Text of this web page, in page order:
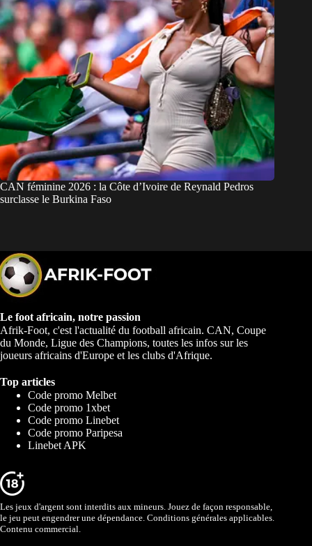
CAN féminine 2026 : la Côte d’Ivoire de Reynald Pedros
surclasse le Burkina Faso
Le foot africain, notre passion
Afrik-Foot, c'est l'actualité du football africain. CAN, Coupe
du Monde, Ligue des Champions, toutes les infos sur les
joueurs africains d'Europe et les clubs d'Afrique.
Top articles
Code promo Melbet
Code promo 1xbet
Code promo Linebet
Code promo Paripesa
Linebet APK
Les jeux d'argent sont interdits aux mineurs. Jouez de façon responsable,
le jeu peut engendrer une dépendance. Conditions générales applicables.
Contenu commercial.